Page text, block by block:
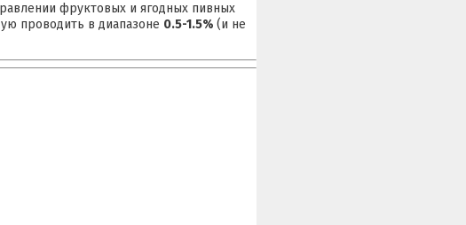
фруктовых и ягодных пивных
проводить в диапазоне 0.5-1.5% (и не